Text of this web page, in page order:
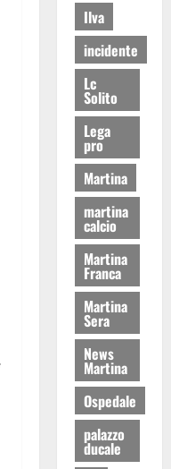
Ilva
incidente
Lc
Solito
Lega
pro
Martina
martina
calcio
Martina
Franca
Martina
Sera
News
Martina
Ospedale
palazzo
ducale